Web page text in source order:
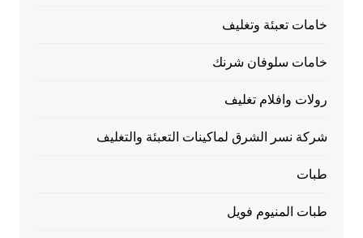
خامات تعبئة وتغليف
خامات سلوفان شرنك
رولات وافلام تغليف
شركة نسر الشرق لماكينات التعبئة والتغليف
طبات
طبات المنيوم فويل